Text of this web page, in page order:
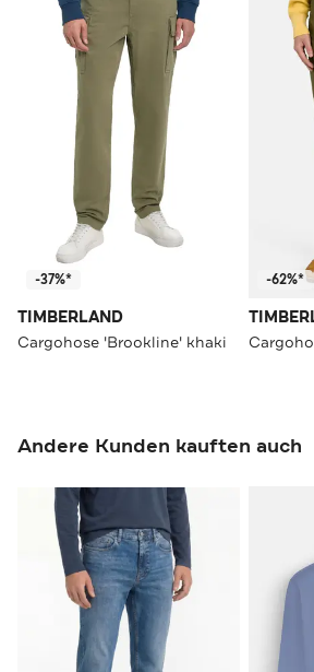
-37%*
TIMBERLAND
Cargohose 'Brookline' khaki
-62%*
Andere Kunden kauften auch